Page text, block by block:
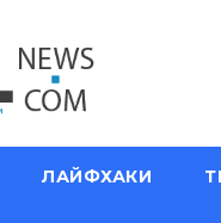
ЛАЙФХАКИ